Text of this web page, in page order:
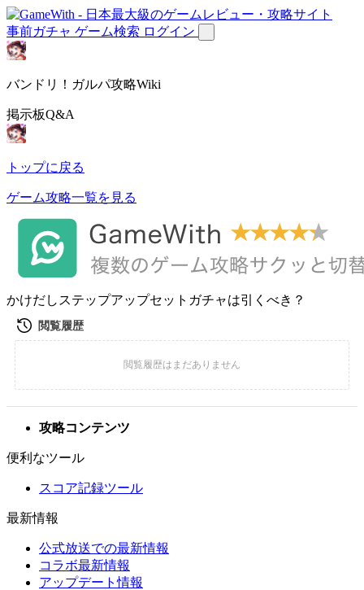
事前ガチャ ゲーム検索 ログイン
バンドリ！ガルパ攻略Wiki
掲示板Q&A
トップに戻る
ゲーム攻略一覧を見る
かけだしステップアップセットガチャは引くべき？
攻略コンテンツ
便利なツール
スコア記録ツール
最新情報
公式放送での最新情報
コラボ最新情報
アップデート情報